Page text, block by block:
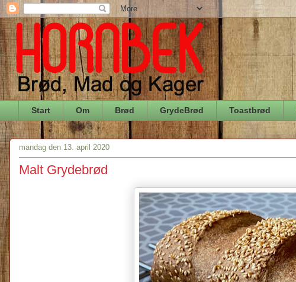
Start Om Brød GrydeBrød Toastbrød
mandag den 13. april 2020
Malt Grydebrød